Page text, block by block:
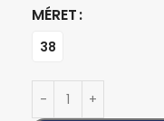
MÉRET
38